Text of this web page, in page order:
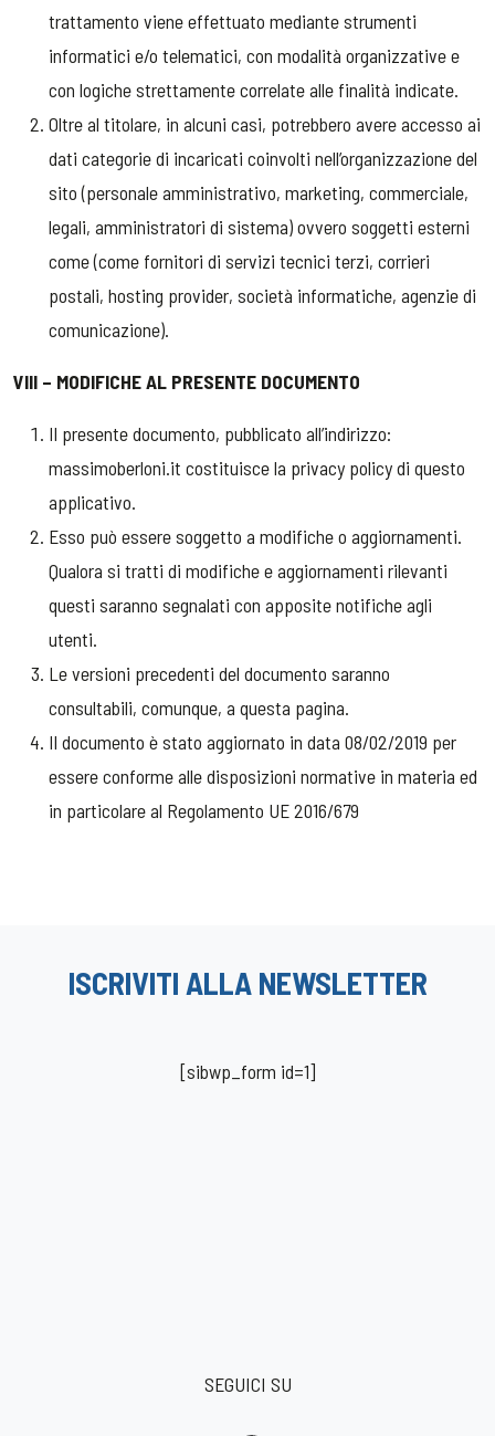
trattamento viene effettuato mediante strumenti
informatici e/o telematici, con modalità organizzative e
con logiche strettamente correlate alle finalità indicate.
Oltre al titolare, in alcuni casi, potrebbero avere accesso ai
dati categorie di incaricati coinvolti nell’organizzazione del
sito (personale amministrativo, marketing, commerciale,
legali, amministratori di sistema) ovvero soggetti esterni
come (come fornitori di servizi tecnici terzi, corrieri
postali, hosting provider, società informatiche, agenzie di
comunicazione).
VIII – MODIFICHE AL PRESENTE DOCUMENTO
Il presente documento, pubblicato all’indirizzo:
massimoberloni.it costituisce la privacy policy di questo
applicativo.
Esso può essere soggetto a modifiche o aggiornamenti.
Qualora si tratti di modifiche e aggiornamenti rilevanti
questi saranno segnalati con apposite notifiche agli
utenti.
Le versioni precedenti del documento saranno
consultabili, comunque, a questa pagina.
Il documento è stato aggiornato in data 08/02/2019 per
essere conforme alle disposizioni normative in materia ed
in particolare al Regolamento UE 2016/679
ISCRIVITI ALLA NEWSLETTER
[sibwp_form id=1]
SEGUICI SU